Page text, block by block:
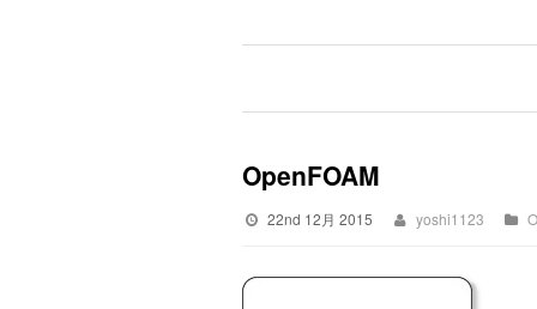
OpenFOAM
22nd 12月 2015 yoshi1123